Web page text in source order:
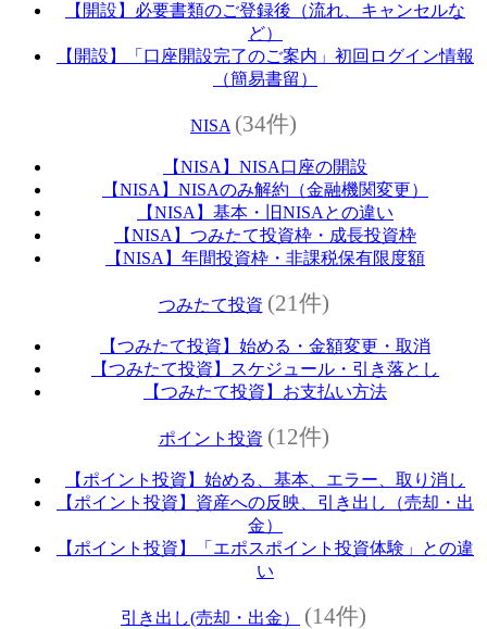
【開設】必要書類のご登録後（流れ、キャンセルな
ど）
【開設】「口座開設完了のご案内」初回ログイン情報
（簡易書留）
NISA (34件)
【NISA】NISA口座の開設
【NISA】NISAのみ解約（金融機関変更）
【NISA】基本・旧NISAとの違い
【NISA】つみたて投資枠・成長投資枠
【NISA】年間投資枠・非課税保有限度額
つみたて投資 (21件)
【つみたて投資】始める・金額変更・取消
【つみたて投資】スケジュール・引き落とし
【つみたて投資】お支払い方法
ポイント投資 (12件)
【ポイント投資】始める、基本、エラー、取り消し
【ポイント投資】資産への反映、引き出し（売却・出
金）
【ポイント投資】「エポスポイント投資体験」との違
い
引き出し(売却・出金） (14件)